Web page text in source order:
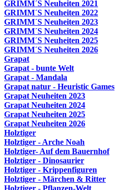
GRIMM´S Neuheiten 2021
GRIMM´S Neuheiten 2022
GRIMM´S Neuheiten 2023
GRIMM´S Neuheiten 2024
GRIMM´S Neuheiten 2025
GRIMM´S Neuheiten 2026
Grapat
Grapat - bunte Welt
Grapat - Mandala
Grapat natur - Heuristic Games
Grapat Neuheiten 2023
Grapat Neuheiten 2024
Grapat Neuheiten 2025
Grapat Neuheiten 2026
Holztiger
Holztiger - Arche Noah
Holztiger- Auf dem Bauernhof
Holztiger - Dinosaurier
Holztiger - Krippenfiguren
Holztiger - Märchen & Ritter
Holztiger - Pflanzen-Welt